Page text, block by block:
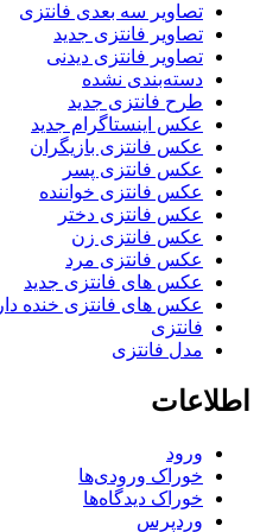
تصاویر سه بعدی فانتزی
تصاویر فانتزی جدید
تصاویر فانتزی دیدنی
دسته‌بندی نشده
طرح فانتزی جدید
عکس اینستاگرام جدید
عکس فانتزی بازیگران
عکس فانتزی پسر
عکس فانتزی خواننده
عکس فانتزی دختر
عکس فانتزی زن
عکس فانتزی مرد
عکس های فانتزی جدید
عکس های فانتزی خنده دار
فانتزی
مدل فانتزی
اطلاعات
ورود
خوراک ورودی‌ها
خوراک دیدگاه‌ها
وردپرس